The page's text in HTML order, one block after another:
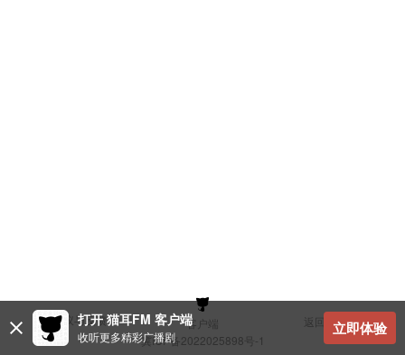
建议与反馈 客户端
返回顶部
冀ICP备2022025898号-1
打开 猫耳FM 客户端
收听更多精彩广播剧 立即体验